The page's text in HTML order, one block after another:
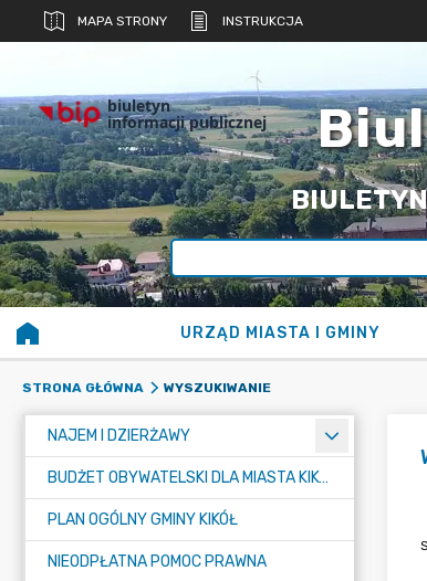
MAPA STRONY INSTRUKCJA
biuletyn
informacji publicznej
URZĄD MIASTA I GMINY
STRONA GŁÓWNA WYSZUKIWANIE
NAJEM I DZIERŻAWY
BUDŻET OBYWATELSKI DLA MIASTA KIKÓŁ
PLAN OGÓLNY GMINY KIKÓŁ
NIEODPŁATNA POMOC PRAWNA